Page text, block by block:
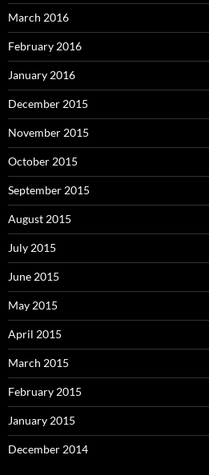
March 2016
February 2016
January 2016
December 2015
November 2015
October 2015
September 2015
August 2015
July 2015
June 2015
May 2015
April 2015
March 2015
February 2015
January 2015
December 2014